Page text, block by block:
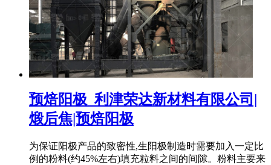
预焙阳极_利津荣达新材料有限公司|
煅后焦|预焙阳极
为保证阳极产品的致密性,生阳极制造时需要加入一定比
例的粉料(约45%左右)填充粒料之间的间隙。粉料主要来